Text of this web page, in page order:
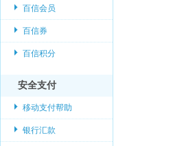
百信会员
百信券
百信积分
安全支付
移动支付帮助
银行汇款